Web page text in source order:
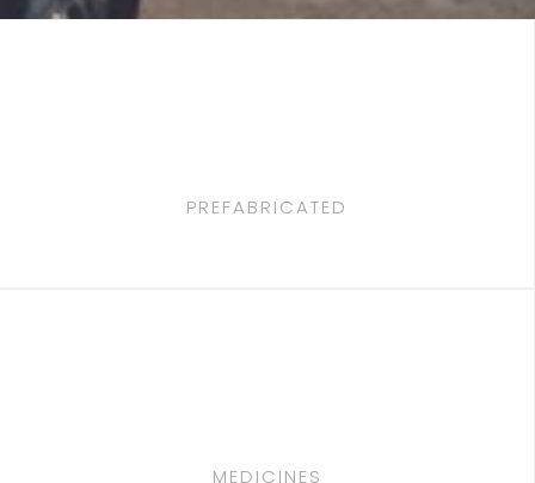
PREFABRICATED
MEDICINES